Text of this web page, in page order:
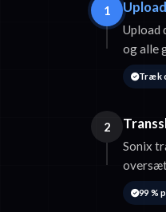
1
Upload
og alle
Træk
2
Sonix
99 %